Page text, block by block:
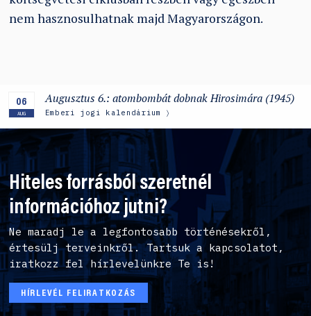
nem hasznosulhatnak majd Magyarországon.
06
AUG
Augusztus 6.: atombombát dobnak Hirosimára (1945)
Emberi jogi kalendárium
Hiteles forrásból szeretnél
információhoz jutni?
Ne maradj le a legfontosabb történésekről,
értesülj terveinkről. Tartsuk a kapcsolatot,
iratkozz fel hírlevelünkre Te is!
HÍRLEVÉL FELIRATKOZÁS